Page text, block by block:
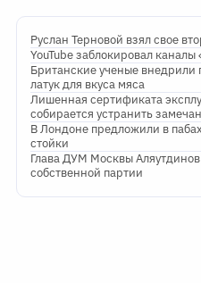
Руслан Терновой взял свое
YouTube заблокировал
Британские ученые внедрили
латук для вкуса мяса
Лишенная сертификата
собирается устранить
В Лондоне предложили в
стойки
Глава ДУМ Москвы
собственной партии